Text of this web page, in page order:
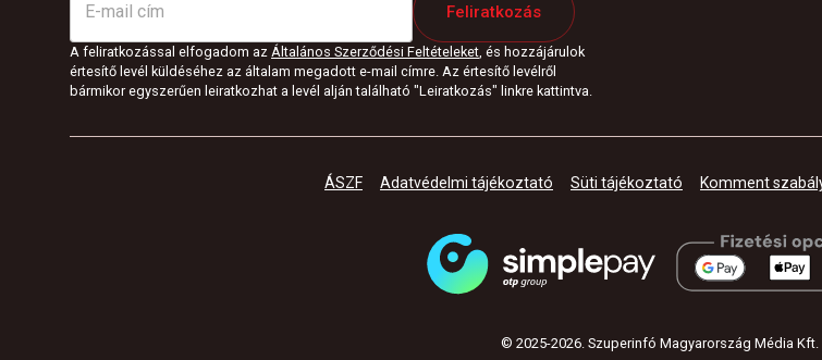
Feliratkozás
A feliratkozással elfogadom az Általános Szerződési Feltételeket , és hozzájárulok
értesítő levél küldéséhez az általam megadott e-mail címre. Az értesítő levélről
bármikor egyszerűen leiratkozhat a levél alján található "Leiratkozás" linkre kattintva.
ÁSZF Adatvédelmi tájékoztató Süti tájékoztató Komment
© 2025-2026. Szuperinfó Magyarország Média